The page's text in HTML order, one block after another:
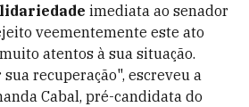
imediata ao senador
veementemente este ato
atentos à sua situação.
sua recuperação", escreveu a
Cabal, pré-candidata do